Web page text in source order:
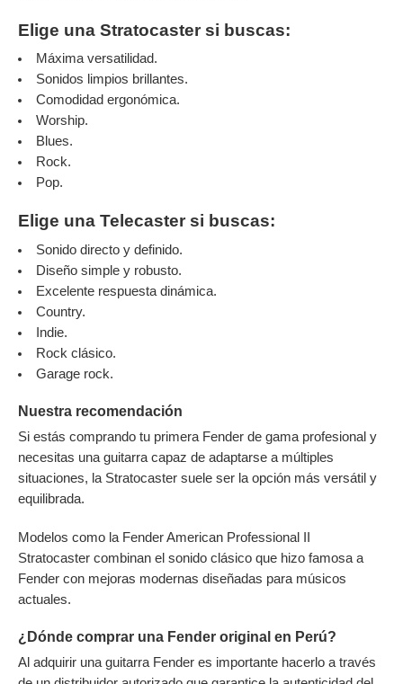
Elige una Stratocaster si buscas:
Máxima versatilidad.
Sonidos limpios brillantes.
Comodidad ergonómica.
Worship.
Blues.
Rock.
Pop.
Elige una Telecaster si buscas:
Sonido directo y definido.
Diseño simple y robusto.
Excelente respuesta dinámica.
Country.
Indie.
Rock clásico.
Garage rock.
Nuestra recomendación
Si estás comprando tu primera Fender de gama profesional y
necesitas una guitarra capaz de adaptarse a múltiples
situaciones, la Stratocaster suele ser la opción más versátil y
equilibrada.
Modelos como la Fender American Professional II
Stratocaster combinan el sonido clásico que hizo famosa a
Fender con mejoras modernas diseñadas para músicos
actuales.
¿Dónde comprar una Fender original en Perú?
Al adquirir una guitarra Fender es importante hacerlo a través